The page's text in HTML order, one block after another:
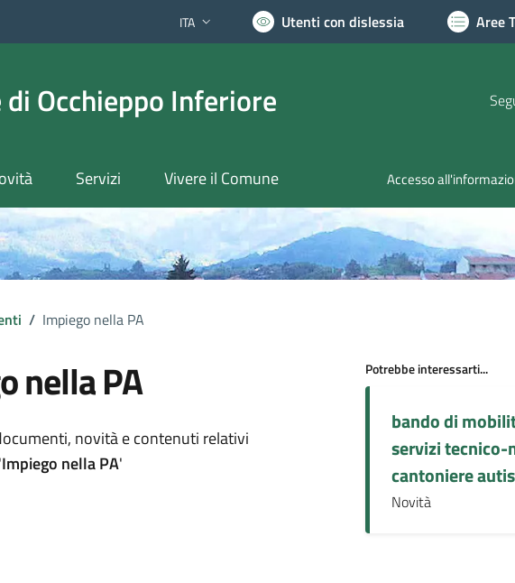
Lingua attiva:
ITA Utenti con dislessia Aree
di Occhieppo Inferiore
Servizi Vivere il Comune Accesso
/ Impiego nella PA
nella PA
argomento
novità e contenuti relativi
Impiego nella PA'
Potrebbe interessarti...
bando di
servizi
cantoniere
Novità